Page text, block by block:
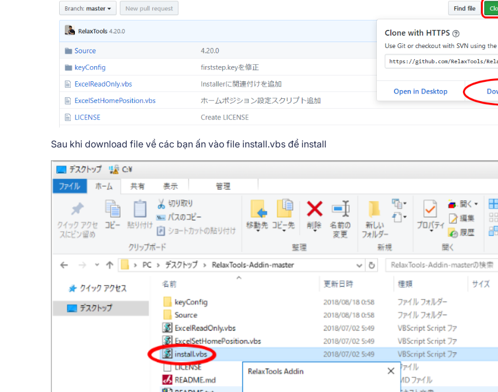
Sau khi download file về các bạn ấn vào file install.vbs để install